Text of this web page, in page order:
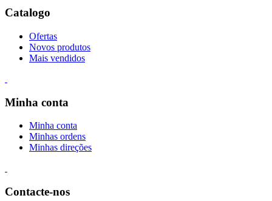
Catalogo
Ofertas
Novos produtos
Mais vendidos
Minha conta
Minha conta
Minhas ordens
Minhas direções
Contacte-nos